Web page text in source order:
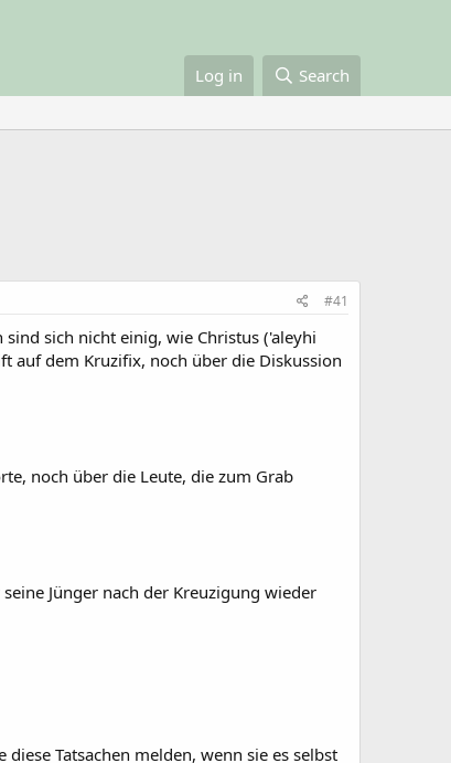
Log in Search
#41
sich nicht einig, wie Christus ('aleyhi
auf dem Kruzifix, noch über die Diskussion
noch über die Leute, die zum Grab
Jünger nach der Kreuzigung wieder
Tatsachen melden, wenn sie es selbst